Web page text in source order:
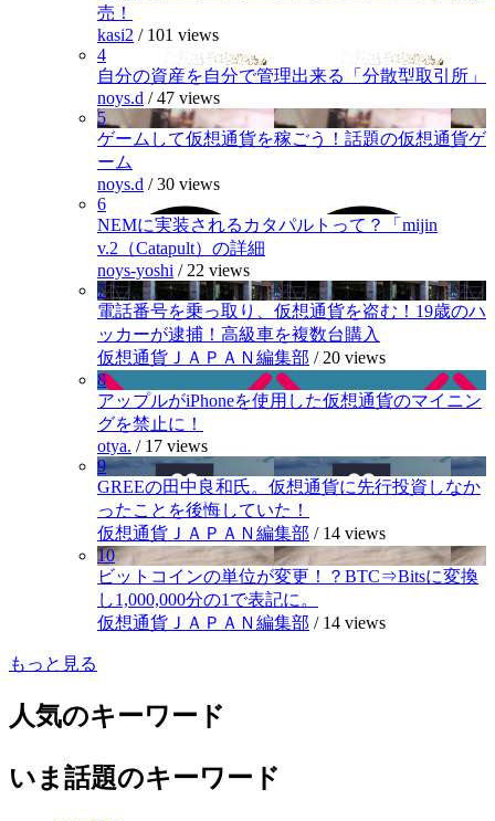
売！
kasi2 / 101 views
4
自分の資産を自分で管理出来る「分散型取引所」
noys.d /47 views
5
ゲームして仮想通貨を稼ごう！話題の仮想通貨ゲ
ーム
noys.d /30 views
6
NEMに実装されるカタパルトって？「mijin
v.2（Catapult）の詳細
noys-yoshi / 22 views
7
電話番号を乗っ取り、仮想通貨を盗む！19歳のハ
ッカーが逮捕！高級車を複数台購入
仮想通貨ＪＡＰＡＮ編集部 / 20 views
8
アップルがiPhoneを使用した仮想通貨のマイニン
グを禁止に！
otya. / 17 views
9
GREEの田中良和氏。仮想通貨に先行投資しなか
ったことを後悔していた！
仮想通貨ＪＡＰＡＮ編集部 / 14 views
10
ビットコインの単位が変更！？BTC⇒Bitsに変換
し1,000,000分の1で表記に。
仮想通貨ＪＡＰＡＮ編集部 / 14 views
もっと見る
人気のキーワード
いま話題のキーワード